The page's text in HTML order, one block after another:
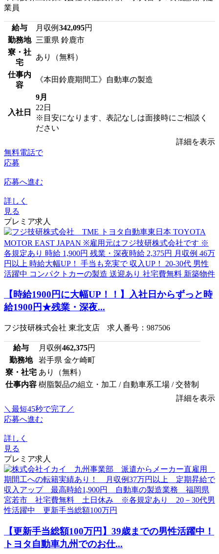
業員
給与 月収例 342,095円
勤務地 三重県 鈴鹿市
寮・社
宅
あり（無料）
仕事内
容
《本田鈴鹿期間工》自動車の製造
入社日
9月
22日
※目安になります、表記なしは面接時にご相談く
ださい
詳細を表示
無料電話で
応募
応募へ進む
詳しく
見る
プレミア求人
【時給1900円に大幅UP！！】入社日からずっと時
給1900円★残業・深夜...
フジ技研株式会社 東北支店 求人番号：987506
給与 月収例 462,375円
勤務地
岩手県 金ケ崎町
寮・社宅 あり（無料）
仕事内容 樹脂製品の組立・加工 / 自動車系工場 / 交替制
詳細を表示
＼最短45秒で完了／
応募へ進む
詳しく
見る
プレミア求人
【更新手当総額100万円】39歳までの男性活躍中！
トヨタ自動車九州でのお仕...